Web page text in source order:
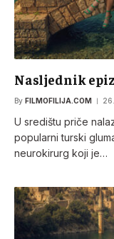
Nasljednik
By FILMOFILIJA.COM
U središtu priče
popularni turski
neurokirurg koji je…